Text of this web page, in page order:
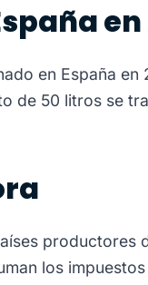
en
en España
de 50 litros se
los